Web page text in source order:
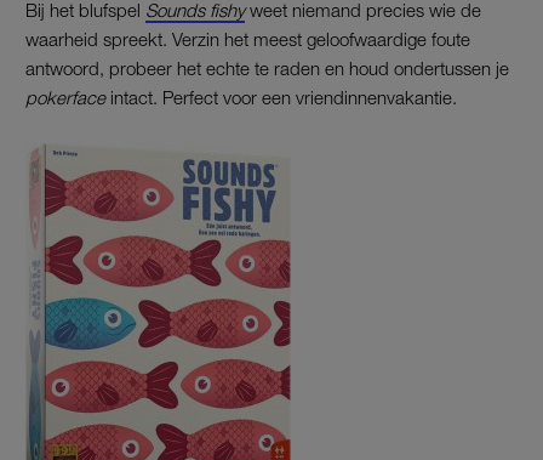
Bij het blufspel Sounds fishyweet niemand precies wie de
waarheid spreekt. Verzin het meest geloofwaardige foute
antwoord, probeer het echte te raden en houd ondertussen je
pokerfaceintact. Perfect voor een vriendinnenvakantie.